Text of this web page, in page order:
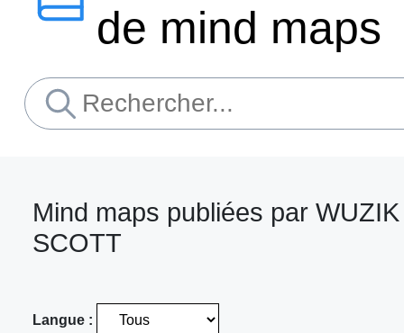
de mind maps
Mind maps publiées par WUZIK
SCOTT
Langue :